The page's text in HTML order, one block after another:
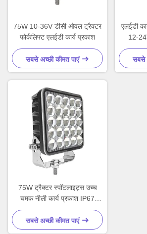
75W 10-36V डीसी ओवल ट्रैक्टर
फोर्कलिफ्ट एलईडी कार्य प्रकाश
सबसे अच्छी कीमत पाएं
एलईडी
12-
सबसे
75W ट्रैक्टर स्पॉटलाइट्स उच्च
चमक नीली कार्य प्रकाश IP67
Diecast एल्यूमीनियम आवास के साथ
सबसे अच्छी कीमत पाएं